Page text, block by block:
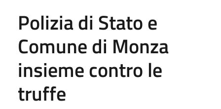
Polizia di Stato e
Comune di Monza
insieme contro le
truffe